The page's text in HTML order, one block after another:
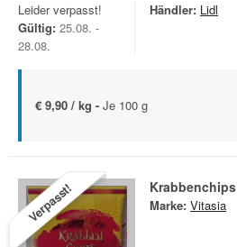
Leider verpasst!
Gültig: 25.08. -
28.08.
Händler: Lidl
€ 9,90 / kg - Je 100 g
Verpasst! Krabbenchips
Marke: Vitasia